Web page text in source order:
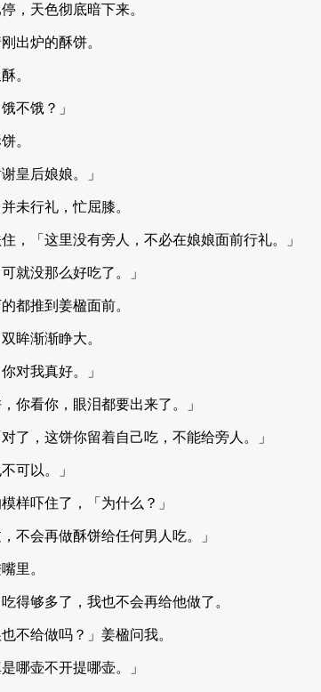
，天色彻底暗下来。
出炉的酥饼。
。
不饿？」
。
皇后娘娘。」
未行礼，忙屈膝。
，「这里没有旁人，不必在娘娘面前行礼。」
就没那么好吃了。」
都推到姜楹面前。
眸渐渐睁大。
对我真好。」
你看你，眼泪都要出来了。」
了，这饼你留着自己吃，不能给旁人。」
可以。」
样吓住了，「为什么？」
，不会再做酥饼给任何男人吃。」
里。
得够多了，我也不会再给他做了。
不给做吗？」姜楹问我。
哪壶不开提哪壶。」